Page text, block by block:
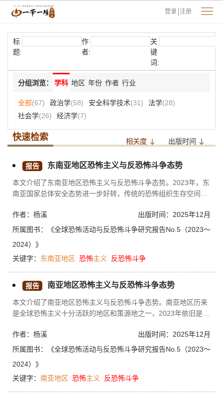
登录 注册
标
题:
作
者:
关
键
词:
分组浏览： 学科 地区 年份 作者 行业
全部(67) 政治学(58) 安全科学技术(31) 法学(28)
社会学(26) 经济学(7)
快速检索 相关度 出版时间
报告 东南亚地区恐怖主义与反恐怖斗争态势
本文介绍了东南亚地区恐怖主义与反恐怖斗争态势。2023年，东
南亚国家总体安全态势进一步好转，传统的恐怖组织生存空间被
国反恐和去极端化工作进一步转型升级。但是，东南亚国家仍然
存在与国际恐怖组织交互联动、网络催生的自我激化频发、残余
出版时间：2025年12月
作者：杨溪
所属图书：
《全球恐怖活动与反恐怖斗争研究报告No.5（2023～
2024）》
关键字： 东南亚地区 恐怖主义 反恐怖斗争
报告 南亚地区恐怖主义与反恐怖斗争态势
本文介绍了南亚地区恐怖主义与反恐怖斗争态势。南亚地区历来
是全球恐怖主义十分活跃的地区和策源地之一，2023年依旧是全
呼罗珊省”是南亚最具威胁的恐怖组织，并不断向中亚、西亚扩
散。反恐共识不足导致南亚地区跨境恐怖主义问题难解，叠加域
出版时间：2025年12月
作者：杨溪
所属图书：
《全球恐怖活动与反恐怖斗争研究报告No.5（2023～
2024）》
关键字： 南亚地区 恐怖主义 反恐怖斗争